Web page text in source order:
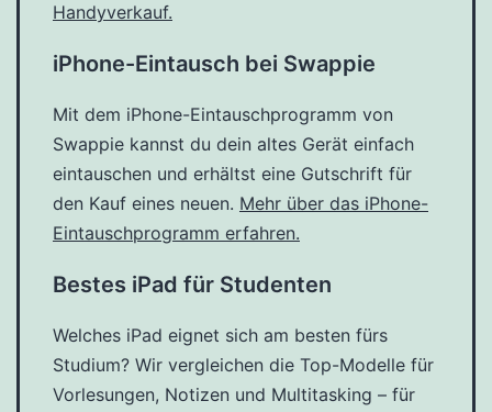
Handyverkauf.
iPhone-Eintausch bei Swappie
Mit dem iPhone-Eintauschprogramm von
Swappie kannst du dein altes Gerät einfach
eintauschen und erhältst eine Gutschrift für
den Kauf eines neuen. Mehr über das iPhone-
Eintauschprogramm erfahren.
Bestes iPad für Studenten
Welches iPad eignet sich am besten fürs
Studium? Wir vergleichen die Top-Modelle für
Vorlesungen, Notizen und Multitasking – für